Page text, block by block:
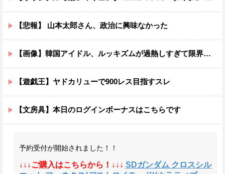
【悲報】 山本太郎さん、政治に興味なかった
【画像】韓国アイドル、ルッキズムが過熱しすぎて限界突破ｗｗｗｗ
【遊戯王】ヤドカリューで900レス目指すスレ
【文房具】本日のログインボーナスはこちらです
予約受付が開始されました！！
↓↓↓ご購入はこちらから！↓↓↓ SDガンダム クロスシル